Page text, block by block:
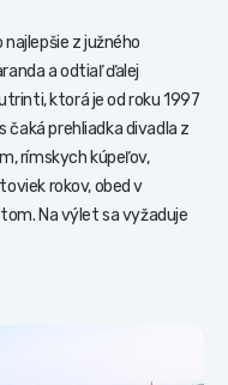
z južného
a odtiaľ ďalej
ktorá je od roku 1997
čaká prehliadka divadla z
rímskych kúpeľov,
rokov, obed v
Na výlet sa vyžaduje